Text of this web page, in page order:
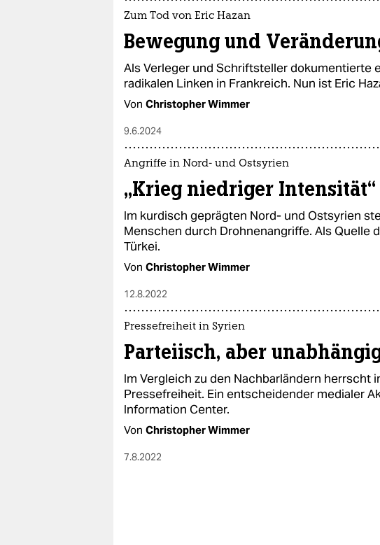
Zum Tod von Eric Hazan
Bewegung und
Als Verleger und Schriftsteller dokumentierte
radikalen Linken in Frankreich. Nun ist Eric
Von Christopher Wimmer
9.6.2024
Angriffe in Nord- und Ostsyrien
„Krieg niedriger Intensität“
Im kurdisch geprägten Nord- und Ostsyrien
Menschen durch Drohnenangriffe. Als Quelle
Türkei.
Von Christopher Wimmer
12.8.2022
Pressefreiheit in Syrien
Parteiisch, aber
Im Vergleich zu den Nachbarländern herrscht
Pressefreiheit. Ein entscheidender medialer
Information Center.
Von Christopher Wimmer
7.8.2022